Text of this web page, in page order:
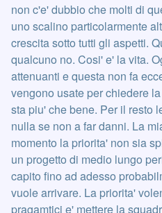
non c'e' dubbio che molti di
uno scalino particolarmente
crescita sotto tutti gli aspetti.
qualcuno no. Cosi' e' la vita.
attenuanti e questa non fa
vengono usate per chiedere
sta piu' che bene. Per il resto
nulla se non a far danni. La
momento la priorita' non sia
un progetto di medio lungo
capito fino ad adesso
vuole arrivare. La priorita'
pragamtici e' mettere la